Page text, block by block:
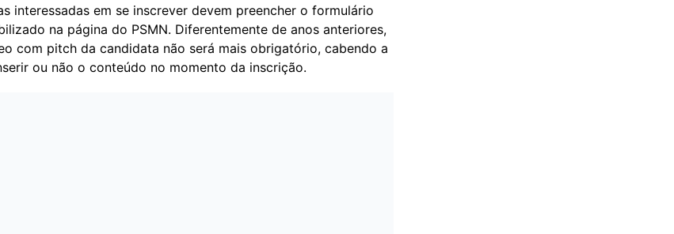
interessadas em se inscrever devem preencher o formulário
na página do PSMN. Diferentemente de anos anteriores,
com pitch da candidata não será mais obrigatório, cabendo a
ou não o conteúdo no momento da inscrição.